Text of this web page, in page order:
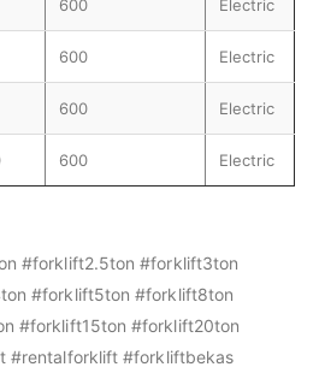
600 Electric
600 Electric
600 Electric
600 Electric
#forklift2.5ton #forklift3ton
#forklift5ton #forklift8ton
#forklift15ton #forklift20ton
#rentalforklift #forkliftbekas